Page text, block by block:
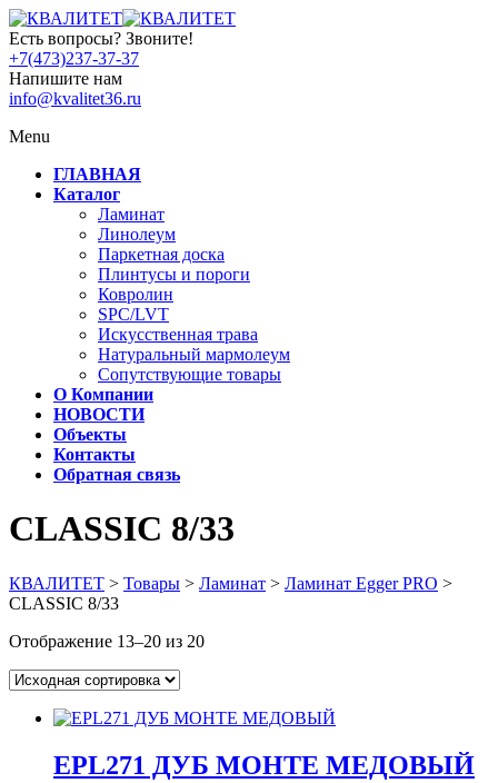
Есть вопросы? Звоните!
+7(473)237-37-37
Напишите нам
info@kvalitet36.ru
Menu
ГЛАВНАЯ
Каталог
Ламинат
Линолеум
Паркетная доска
Плинтусы и пороги
Ковролин
SPC/LVT
Искусственная трава
Натуральный мармолеум
Сопутствующие товары
О Компании
НОВОСТИ
Объекты
Контакты
Обратная связь
CLASSIC 8/33
КВАЛИТЕТ > Товары > Ламинат > Ламинат Egger PRO >
CLASSIC 8/33
Отображение 13–20 из 20
EPL271 ДУБ МОНТЕ МЕДОВЫЙ